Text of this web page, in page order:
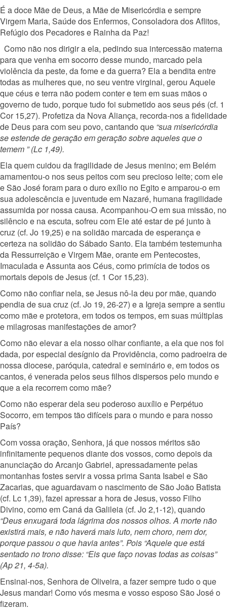
É a doce Mãe de Deus, a Mãe de Misericórdia e sempre
Virgem Maria, Saúde dos Enfermos, Consoladora dos Aflitos,
Refúgio dos Pecadores e Rainha da Paz!
Como não nos dirigir a ela, pedindo sua intercessão materna
para que venha em socorro desse mundo, marcado pela
violência da peste, da fome e da guerra? Ela a bendita entre
todas as mulheres que, no seu ventre virginal, gerou Aquele
que céus e terra não podem conter e tem em suas mãos o
governo de tudo, porque tudo foi submetido aos seus pés (cf. 1
Cor 15,27). Profetiza da Nova Aliança, recorda-nos a fidelidade
de Deus para com seu povo, cantando que “sua misericórdia
se estende de geração em geração sobre aqueles que o
temem ” (Lc 1,49).
Ela quem cuidou da fragilidade de Jesus menino; em Belém
amamentou-o nos seus peitos com seu precioso leite; com ele
e São José foram para o duro exílio no Egito e amparou-o em
sua adolescência e juventude em Nazaré, humana fragilidade
assumida por nossa causa. Acompanhou-O em sua missão, no
silêncio e na escuta, sofreu com Ele até estar de pé junto à
cruz (cf. Jo 19,25) e na solidão marcada de esperança e
certeza na solidão do Sábado Santo. Ela também testemunha
da Ressurreição e Virgem Mãe, orante em Pentecostes,
Imaculada e Assunta aos Céus, como primícia de todos os
mortais depois de Jesus (cf. 1 Cor 15,23).
Como não confiar nela, se Jesus nô-la deu por mãe, quando
pendia de sua cruz (cf. Jo 19, 26-27) e a Igreja sempre a sentiu
como mãe e protetora, em todos os tempos, em suas múltiplas
e milagrosas manifestações de amor?
Como não elevar a ela nosso olhar confiante, a ela que nos foi
dada, por especial desígnio da Providência, como padroeira de
nossa diocese, paróquia, catedral e seminário e, em todos os
cantos, é venerada pelos seus filhos dispersos pelo mundo e
que a ela recorrem como mãe?
Como não esperar dela seu poderoso auxílio e Perpétuo
Socorro, em tempos tão difíceis para o mundo e para nosso
País?
Com vossa oração, Senhora, já que nossos méritos são
infinitamente pequenos diante dos vossos, como depois da
anunciação do Arcanjo Gabriel, apressadamente pelas
montanhas fostes servir a vossa prima Santa Isabel e São
Zacarias, que aguardavam o nascimento de São João Batista
(cf. Lc 1,39), fazei apressar a hora de Jesus, vosso Filho
Divino, como em Caná da Galileia (cf. Jo 2,1-12), quando
“Deus enxugará toda lágrima dos nossos olhos. A morte não
existirá mais, e não haverá mais luto, nem choro, nem dor,
porque passou o que havia antes”. Pois “Aquele que está
sentado no trono disse: “Eis que faço novas todas as coisas”
(Ap 21, 4-5a).
Ensinai-nos, Senhora de Oliveira, a fazer sempre tudo o que
Jesus mandar! Como vós mesma e vosso esposo São José o
fizeram.